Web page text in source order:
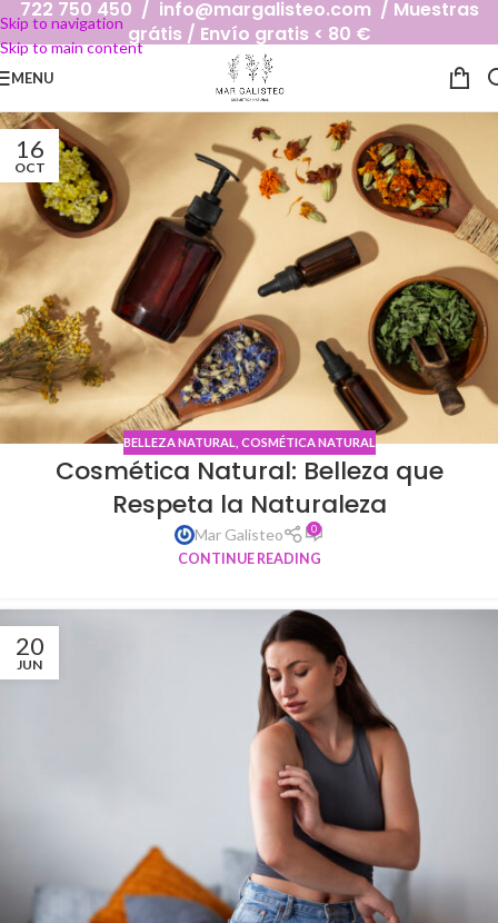
Skip to navigation
Skip to main content
722 750 450 / info@margalisteo.com / Muestras
grátis / Envío gratis < 80 €
MENU
16
OCT
BELLEZA NATURAL COSMÉTICA NATURAL
Cosmética Natural: Belleza que
Respeta la Naturaleza
Mar Galisteo 0
CONTINUE READING
20
JUN